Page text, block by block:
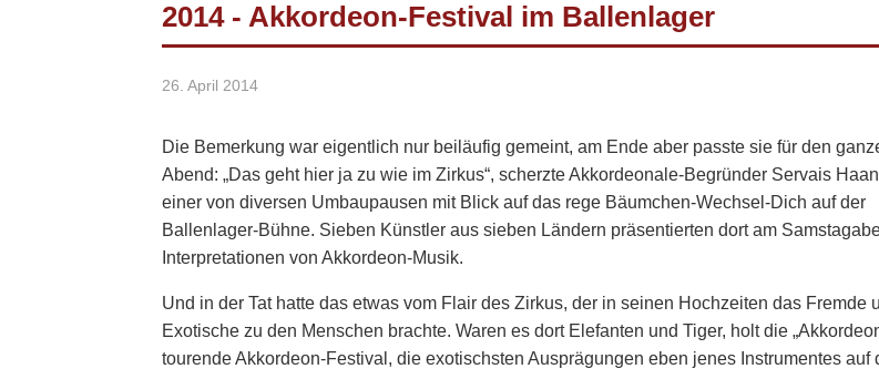
2014 - Akkordeon-Festival im Ballenlager
26. April 2014
Die Bemerkung war eigentlich nur beiläufig gemeint, am Ende aber passte sie für den
Abend: „Das geht hier ja zu wie im Zirkus“, scherzte Akkordeonale-Begründer Servais
einer von diversen Umbaupausen mit Blick auf das rege Bäumchen-Wechsel-Dich auf der
Ballenlager-Bühne. Sieben Künstler aus sieben Ländern präsentierten dort am
Interpretationen von Akkordeon-Musik.
Und in der Tat hatte das etwas vom Flair des Zirkus, der in seinen Hochzeiten das Fremde
Exotische zu den Menschen brachte. Waren es dort Elefanten und Tiger, holt die
tourende Akkordeon-Festival, die exotischsten Ausprägungen eben jenes Instrumentes